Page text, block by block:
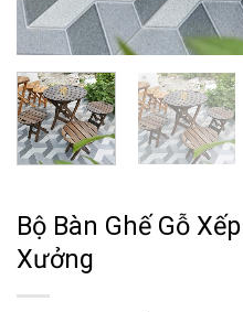
Bộ Bàn Ghế Gỗ
Xưởng